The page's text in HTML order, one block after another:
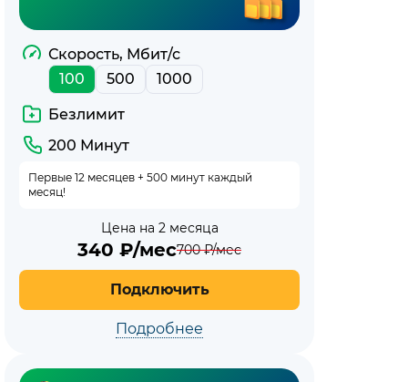
Скорость, Мбит/с
100
500 1000
Безлимит
200 Минут
Первые 12 месяцев + 500 минут каждый
месяц!
Цена на 2 месяца
340 ₽/мес700₽/мес
Подключить
Подробнее